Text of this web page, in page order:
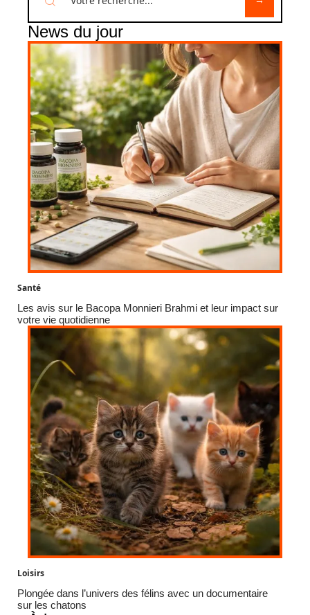
News du jour
Santé
Les avis sur le Bacopa Monnieri Brahmi et leur impact sur
votre vie quotidienne
Loisirs
Plongée dans l’univers des félins avec un documentaire
sur les chatons